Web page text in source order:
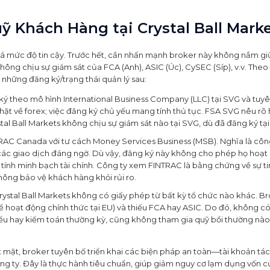
Khách Hàng tại Crystal Ball
mức độ tin cậy. Trước hết, cần nhấn mạnh broker này không nắm
chịu sự giám sát của FCA (Anh), ASIC (Úc), CySEC (Síp), v.v. Theo
đăng ký/trạng thái quản lý sau:
theo mô hình International Business Company (LLC) tại SVG và
về forex; việc đăng ký chủ yếu mang tính thủ tục. FSA SVG nêu rõ
Ball Markets không chịu sự giám sát nào tại SVG, dù đã đăng ký
Canada với tư cách Money Services Business (MSB). Nghĩa là
giao dịch đáng ngờ. Dù vậy, đăng ký này không cho phép họ hoạt
minh bạch tài chính. Công ty xem FINTRAC là bằng chứng về sự
bảo vệ khách hàng khỏi rủi ro.
Ball Markets không có giấy phép từ bất kỳ tổ chức nào khác.
động chính thức tại EU) và thiếu FCA hay ASIC. Do đó, không có
hay kiểm toán thường kỳ, cũng không tham gia quỹ bồi thường
mặt, broker tuyên bố triển khai các biện pháp an toàn—tài khoản
ty. Đây là thực hành tiêu chuẩn, giúp giảm nguy cơ lạm dụng vốn